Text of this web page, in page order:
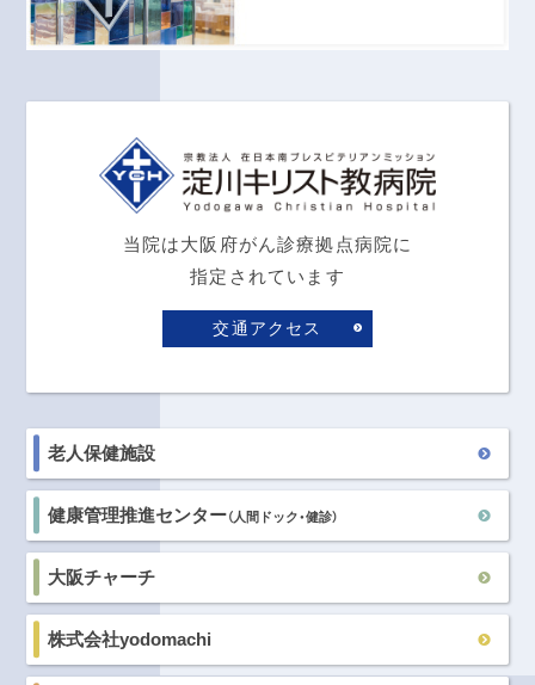
当院は大阪府がん診療拠点病院に
指定されています
交通アクセス
老人保健施設
健康管理推進センター（人間ドック・健診）
大阪チャーチ
株式会社yodomachi